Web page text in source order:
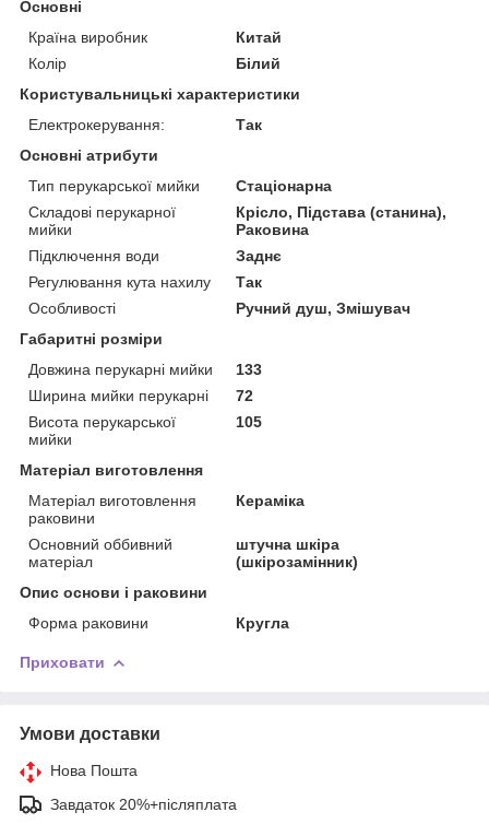
Основні
Країна виробник
Китай
Колір
Білий
Користувальницькі характеристики
Електрокерування:
Так
Основні атрибути
Тип перукарської мийки
Стаціонарна
Складові перукарної
мийки
Крісло, Підстава (станина),
Раковина
Підключення води
Заднє
Регулювання кута нахилу
Так
Особливості
Ручний душ, Змішувач
Габаритні розміри
Довжина перукарні мийки
133
Ширина мийки перукарні
72
Висота перукарської
мийки
105
Матеріал виготовлення
Матеріал виготовлення
раковини
Кераміка
Основний оббивний
матеріал
штучна шкіра
(шкірозамінник)
Опис основи і раковини
Форма раковини
Кругла
Приховати
Умови доставки
Нова Пошта
Завдаток 20%+післяплата